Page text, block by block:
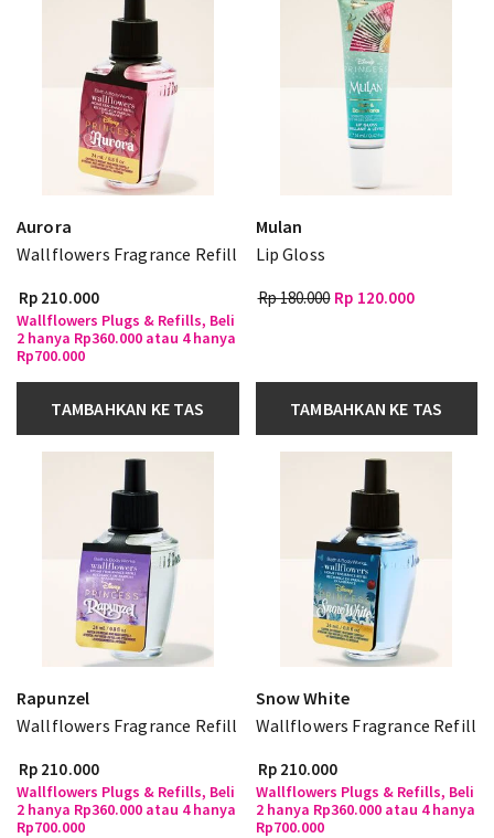
Aurora
Wallflowers Fragrance Refill
Rp 210.000
Wallflowers Plugs & Refills, Beli
2 hanya Rp360.000 atau 4 hanya
Rp700.000
TAMBAHKAN KE TAS
Mulan
Lip Gloss
Rp 180.000 Rp 120.000
TAMBAHKAN KE TAS
Rapunzel
Wallflowers Fragrance Refill
Rp 210.000
Wallflowers Plugs & Refills, Beli
2 hanya Rp360.000 atau 4 hanya
Rp700.000
Snow White
Wallflowers Fragrance Refill
Rp 210.000
Wallflowers Plugs & Refills, Beli
2 hanya Rp360.000 atau 4 hanya
Rp700.000